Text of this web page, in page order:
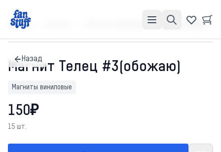
Главная Магнит Телец #3(обожаю)
Назад
Магнит Телец #3(обожаю)
Магниты виниловые
150₽
15 шт.